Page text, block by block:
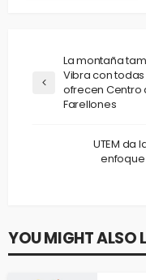
La montaña
Vibra con
ofrecen Centro
Farellones
UTEM da
YOU MIGHT ALSO